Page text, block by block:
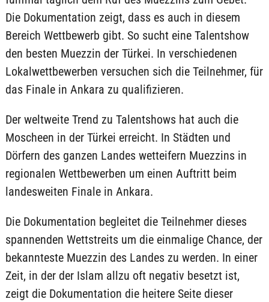
Die Dokumentation zeigt, dass es auch in diesem
Bereich Wettbewerb gibt. So sucht eine Talentshow
den besten Muezzin der Türkei. In verschiedenen
Lokalwettbewerben versuchen sich die Teilnehmer, für
das Finale in Ankara zu qualifizieren.
Der weltweite Trend zu Talentshows hat auch die
Moscheen in der Türkei erreicht. In Städten und
Dörfern des ganzen Landes wetteifern Muezzins in
regionalen Wettbewerben um einen Auftritt beim
landesweiten Finale in Ankara.
Die Dokumentation begleitet die Teilnehmer dieses
spannenden Wettstreits um die einmalige Chance, der
bekannteste Muezzin des Landes zu werden. In einer
Zeit, in der der Islam allzu oft negativ besetzt ist,
zeigt die Dokumentation die heitere Seite dieser